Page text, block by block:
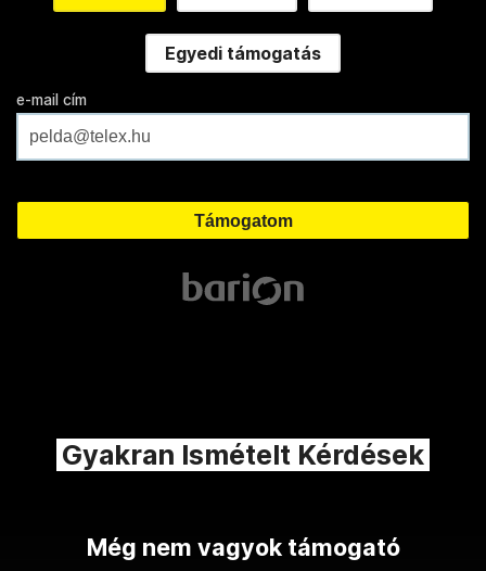
Egyedi támogatás
e-mail cím
Gyakran Ismételt Kérdések
Még nem vagyok támogató